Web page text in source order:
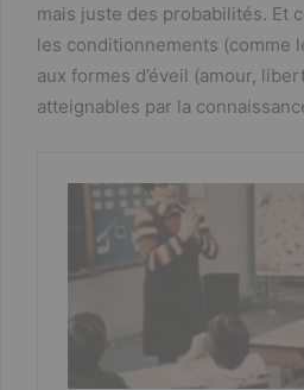
mais juste des probabilités. Et
les conditionnements (comme
aux formes d’éveil (amour,
atteignables par la